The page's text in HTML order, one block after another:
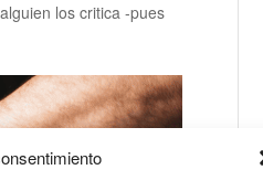
los critica -pues